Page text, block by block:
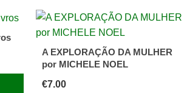
A EXPLORAÇÃO DA MULHER
por MICHELE NOEL
€7.00